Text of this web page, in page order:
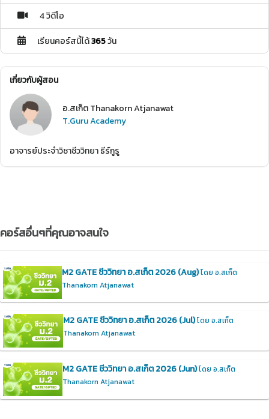
4 วิดีโอ
เรียนคอร์สนี้ได้365วัน
เกี่ยวกับผู้สอน
อ.สเก็ต Thanakorn Atjanawat
T.Guru Academy
อาจารย์ประจำวิชาชีววิทยา ธีร์กูรู
คอร์สอื่นๆที่คุณอาจสนใจ
M2 GATE ชีววิทยา อ.สเก็ต 2026 (Aug)โดย อ.สเก็ต
Thanakorn Atjanawat
M2 GATE ชีววิทยา อ.สเก็ต 2026 (Jul)โดย อ.สเก็ต
Thanakorn Atjanawat
M2 GATE ชีววิทยา อ.สเก็ต 2026 (Jun)โดย อ.สเก็ต
Thanakorn Atjanawat